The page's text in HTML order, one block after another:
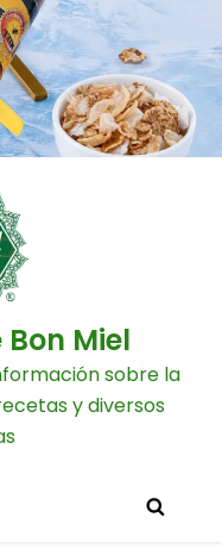
Miel
sobre la
y diversos